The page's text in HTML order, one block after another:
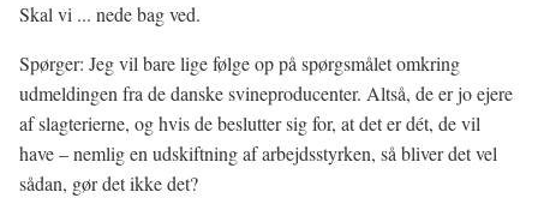
Skal vi ... nede bag ved.
Spørger: Jeg vil bare lige følge op på spørgsmålet omkring
udmeldingen fra de danske svineproducenter. Altså, de er jo ejere
af slagterierne, og hvis de beslutter sig for, at det er dét, de vil
have – nemlig en udskiftning af arbejdsstyrken, så bliver det vel
sådan, gør det ikke det?